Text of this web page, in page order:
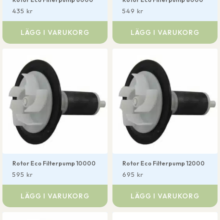
435 kr
LÄGG I VARUKORG
549 kr
LÄGG I VARUKORG
Rotor Eco Filterpump 10000
595 kr
LÄGG I VARUKORG
Rotor Eco Filterpump 12000
695 kr
LÄGG I VARUKORG